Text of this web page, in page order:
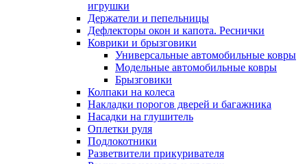
игрушки
Держатели и пепельницы
Дефлекторы окон и капота. Реснички
Коврики и брызговики
Универсальные автомобильные ковры
Модельные автомобильные ковры
Брызговики
Колпаки на колеса
Накладки порогов дверей и багажника
Насадки на глушитель
Оплетки руля
Подлокотники
Разветвители прикуривателя